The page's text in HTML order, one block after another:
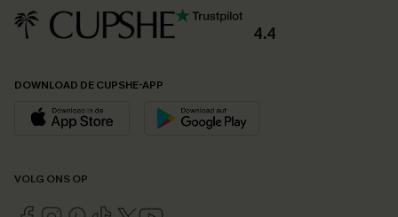
4.4
DOWNLOAD DE CUPSHE-APP
VOLG ONS OP